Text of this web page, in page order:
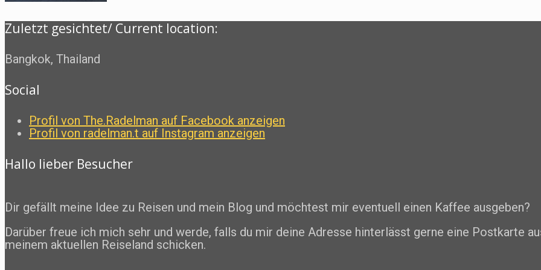
Zuletzt gesichtet/ Current location:
Bangkok, Thailand
Social
Profil von The.Radelman auf Facebook anzeigen
Profil von radelman.t auf Instagram anzeigen
Hallo lieber Besucher
Dir gefällt meine Idee zu Reisen und mein Blog und möchtest mir eventuell einen Kaffee ausgeben?
Darüber freue ich mich sehr und werde, falls du mir deine Adresse hinterlässt gerne eine Postkarte
meinem aktuellen Reiseland schicken.